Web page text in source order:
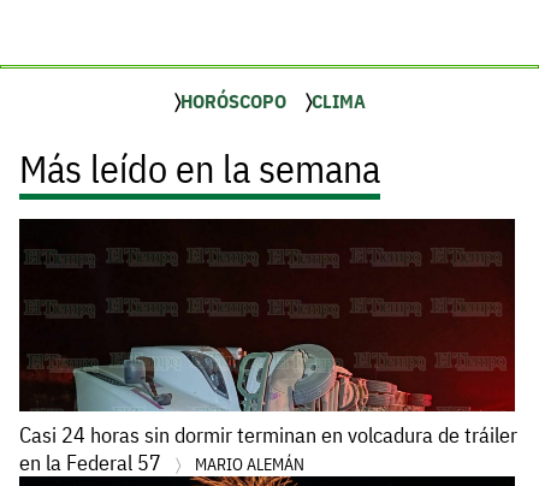
HORÓSCOPO CLIMA
Más leído en la semana
Casi 24 horas sin dormir terminan en volcadura de tráiler
en la Federal 57
MARIO ALEMÁN